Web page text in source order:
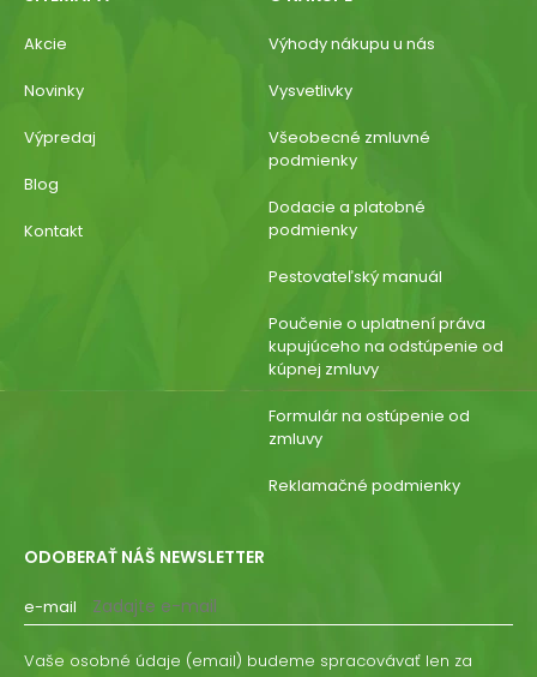
Akcie
Novinky
Výpredaj
Blog
Kontakt
Výhody nákupu u nás
Vysvetlivky
Všeobecné zmluvné
podmienky
Dodacie a platobné
podmienky
Pestovateľský manuál
Poučenie o uplatnení práva
kupujúceho na odstúpenie od
kúpnej zmluvy
Formulár na ostúpenie od
zmluvy
Reklamačné podmienky
ODOBERAŤ NÁŠ NEWSLETTER
e-mail
Vaše osobné údaje (email) budeme spracovávať len za